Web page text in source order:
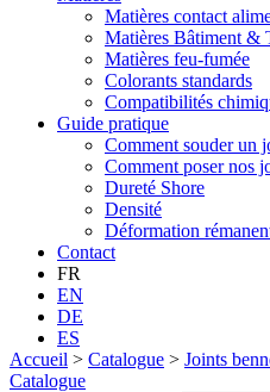
Matières contact
Matières Bâtiment &
Matières feu-fumée
Colorants standards
Compatibilités
Guide pratique
Comment souder un
Comment poser nos
Dureté Shore
Densité
Déformation
Contact
FR
EN
DE
ES
Accueil > Catalogue > Joints
Catalogue